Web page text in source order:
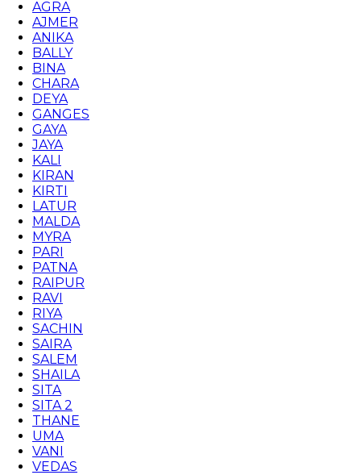
AGRA
AJMER
ANIKA
BALLY
BINA
CHARA
DEYA
GANGES
GAYA
JAYA
KALI
KIRAN
KIRTI
LATUR
MALDA
MYRA
PARI
PATNA
RAIPUR
RAVI
RIYA
SACHIN
SAIRA
SALEM
SHAILA
SITA
SITA 2
THANE
UMA
VANI
VEDAS